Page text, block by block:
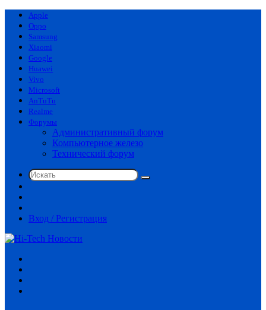
Apple
Oppo
Samsung
Xiaomi
Google
Huawei
Vivo
Microsoft
AnTuTu
Realme
Форумы
Административный форум
Компьютерное железо
Технический форум
Искать
статья
Вход / Регистрация